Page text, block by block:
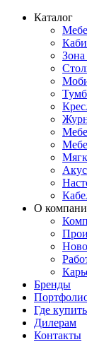
Каталог
О
Бренды
Где купить
Дилерам
Контакты